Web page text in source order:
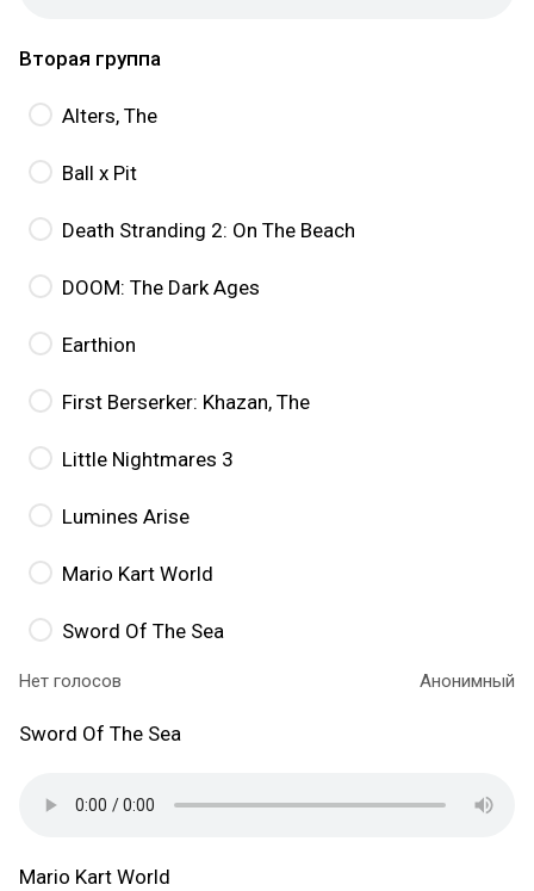
Вторая группа
Alters, The
Ball x Pit
Death Stranding 2: On The Beach
DOOM: The Dark Ages
Earthion
First Berserker: Khazan, The
Little Nightmares 3
Lumines Arise
Mario Kart World
Sword Of The Sea
Нет голосов Анонимный
Sword Of The Sea
Mario Kart World